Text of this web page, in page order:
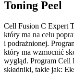
Toning Peel
Cell Fusion C Expert
który ma na celu
i podrażnionej.
który ma wzmocnić
wygląd. Program Cell
składniki, takie jak: